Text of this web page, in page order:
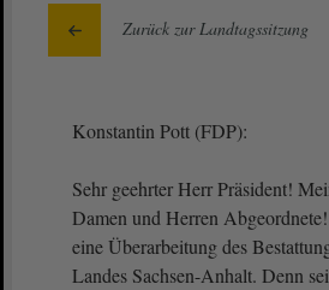
Zurück zur Landtagssitzung
Konstantin Pott (FDP):
Sehr geehrter Herr Präsident!
Damen und Herren
eine Überarbeitung des
Landes Sachsen-Anhalt. Denn